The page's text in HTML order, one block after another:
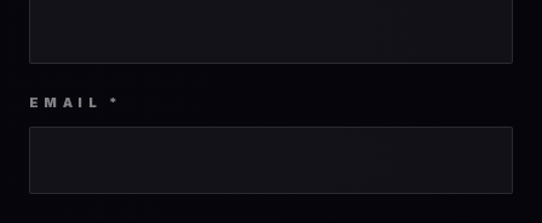
EMAIL *